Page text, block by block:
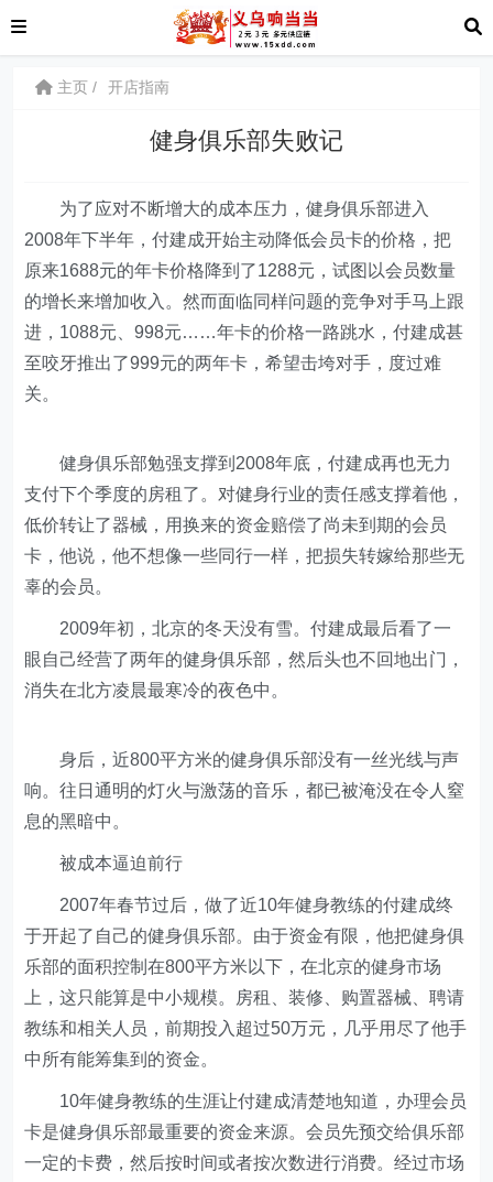
主页 开店指南
健身俱乐部失败记
为了应对不断增大的成本压力，健身俱乐部进入
2008年下半年，付建成开始主动降低会员卡的价格，把
原来1688元的年卡价格降到了1288元，试图以会员数量
的增长来增加收入。然而面临同样问题的竞争对手马上跟
进，1088元、998元……年卡的价格一路跳水，付建成甚
至咬牙推出了999元的两年卡，希望击垮对手，度过难
关。
健身俱乐部勉强支撑到2008年底，付建成再也无力
支付下个季度的房租了。对健身行业的责任感支撑着他，
低价转让了器械，用换来的资金赔偿了尚未到期的会员
卡，他说，他不想像一些同行一样，把损失转嫁给那些无
辜的会员。
2009年初，北京的冬天没有雪。付建成最后看了一
眼自己经营了两年的健身俱乐部，然后头也不回地出门，
消失在北方凌晨最寒冷的夜色中。
身后，近800平方米的健身俱乐部没有一丝光线与声
响。往日通明的灯火与激荡的音乐，都已被淹没在令人窒
息的黑暗中。
被成本逼迫前行
2007年春节过后，做了近10年健身教练的付建成终
于开起了自己的健身俱乐部。由于资金有限，他把健身俱
乐部的面积控制在800平方米以下，在北京的健身市场
上，这只能算是中小规模。房租、装修、购置器械、聘请
教练和相关人员，前期投入超过50万元，几乎用尽了他手
中所有能筹集到的资金。
10年健身教练的生涯让付建成清楚地知道，办理会员
卡是健身俱乐部最重要的资金来源。会员先预交给俱乐部
一定的卡费，然后按时间或者按次数进行消费。经过市场